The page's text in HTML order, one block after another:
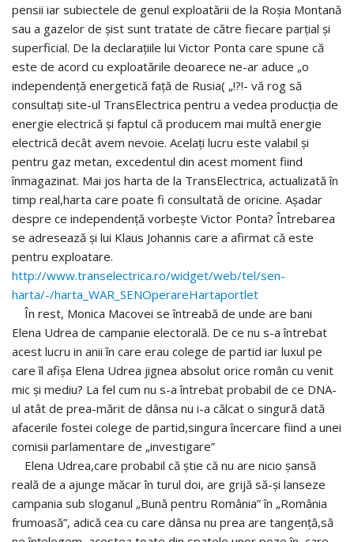
pensii iar subiectele de genul exploatării de la Roșia Montană
sau a gazelor de șist sunt tratate de către fiecare parțial și
superficial. De la declarațiile lui Victor Ponta care spune că
este de acord cu exploatările deoarece ne-ar aduce „o
independență energetică față de Rusia( „!?!- vă rog să
consultați site-ul TransElectrica pentru a vedea producția de
energie electrică și faptul că producem mai multă energie
electrică decât avem nevoie. Acelați lucru este valabil și
pentru gaz metan, excedentul din acest moment fiind
înmagazinat. Mai jos harta de la TransElectrica, actualizată în
timp real,harta care poate fi consultată de oricine. Așadar
despre ce independență vorbește Victor Ponta? Întrebarea
se adresează și lui Klaus Johannis care a afirmat că este
pentru exploatare.
http://www.transelectrica.ro/widget/web/tel/sen-
harta/-/harta_WAR_SENOperareHartaportlet
În rest, Monica Macovei se întreabă de unde are bani
Elena Udrea de campanie electorală. De ce nu s-a întrebat
acest lucru in anii în care erau colege de partid iar luxul pe
care îl afișa Elena Udrea jignea absolut orice român cu venit
mic și mediu? La fel cum nu s-a întrebat probabil de ce DNA-
ul atât de prea-mărit de dânsa nu i-a călcat o singură dată
afacerile fostei colege de partid,singura încercare fiind a unei
comisii parlamentare de „investigare”
Elena Udrea,care probabil că știe că nu are nicio șansă
reală de a ajunge măcar în turul doi, are grijă să-și lanseze
campania sub sloganul „Bună pentru România” în „România
frumoasă”, adică cea cu care dânsa nu prea are tangență,să